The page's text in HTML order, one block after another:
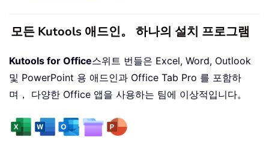
모든 Kutools 애드인。 하나의 설치 프로그램
Kutools for Office스위트 번들은 Excel, Word, Outlook
및 PowerPoint 용 애드인과 Office Tab Pro 를 포함하
며， 다양한 Office 앱을 사용하는 팀에 이상적입니다。